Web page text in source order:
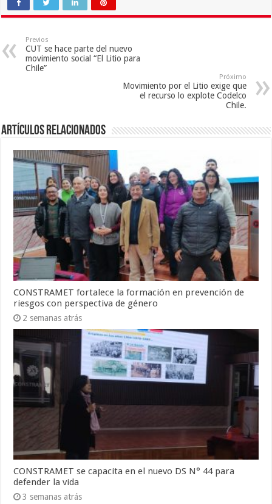
Previos
CUT se hace parte del nuevo
movimiento social “El Litio para
Chile”
Próximo
Movimiento por el Litio exige que
el recurso lo explote Codelco
Chile.
Artículos Relacionados
CONSTRAMET fortalece la formación en prevención de
riesgos con perspectiva de género
2 semanas atrás
CONSTRAMET se capacita en el nuevo DS N° 44 para
defender la vida
3 semanas atrás